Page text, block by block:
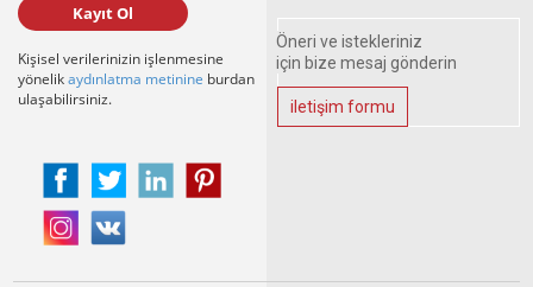
Kayıt Ol
Kişisel verilerinizin işlenmesine
yönelikaydınlatma metinine burdan
ulaşabilirsiniz.
Öneri ve istekleriniz
için bize mesaj gönderin
iletişim formu